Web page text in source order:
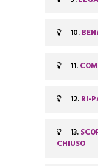
10.BEN
11.
12.RI-
13.
CHIUSO